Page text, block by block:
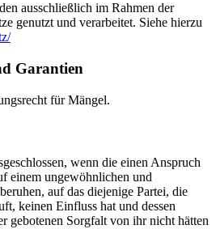
ausschließlich im Rahmen der
genutzt und verarbeitet. Siehe hierzu
Garantien
für Mängel.
wenn die einen Anspruch
einem ungewöhnlichen und
auf das diejenige Partei, die
keinen Einfluss hat und dessen
gebotenen Sorgfalt von ihr nicht hätten